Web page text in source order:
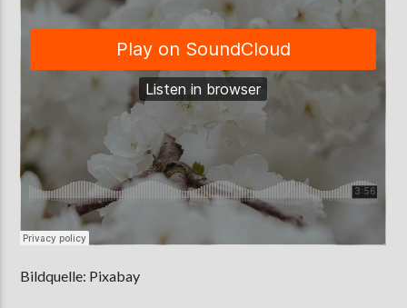
Bildquelle: Pixabay